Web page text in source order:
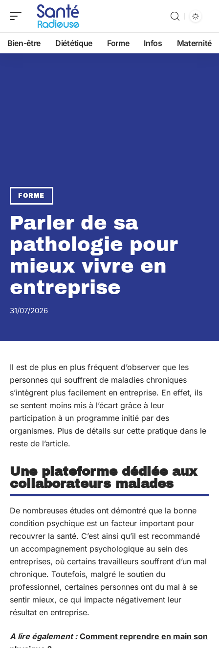
Bien-être Diététique Forme Infos Maternité
FORME
Parler de sa
pathologie pour
mieux vivre en
entreprise
31/07/2026
Il est de plus en plus fréquent d’observer que les
personnes qui souffrent de maladies chroniques
s’intègrent plus facilement en entreprise. En effet, ils
se sentent moins mis à l’écart grâce à leur
participation à un programme initié par des
organismes. Plus de détails sur cette pratique dans le
reste de l’article.
Une plateforme dédiée aux
collaborateurs malades
De nombreuses études ont démontré que la bonne
condition psychique est un facteur important pour
recouvrer la santé. C’est ainsi qu’il est recommandé
un accompagnement psychologique au sein des
entreprises, où certains travailleurs souffrent d’un mal
chronique. Toutefois, malgré le soutien du
professionnel, certaines personnes ont du mal à se
sentir mieux, ce qui impacte négativement leur
résultat en entreprise.
A lire également : Comment reprendre en main son